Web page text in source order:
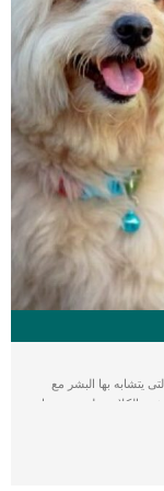
يتشابه بها البشر مع
والكلاب على حد سواء
تحدث الحساسية الموسمية
وسيلان الانف
الربيع حتى منتصف أشهر